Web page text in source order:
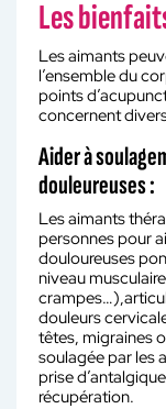
Les
Les aimants
l’ensemble du
points
concernent
Aider à
douleureuses :
Les aimants
personnes pour
douloureuses
niveau
douleurs
têtes, migraines
soulagée par les
prise
récupération.